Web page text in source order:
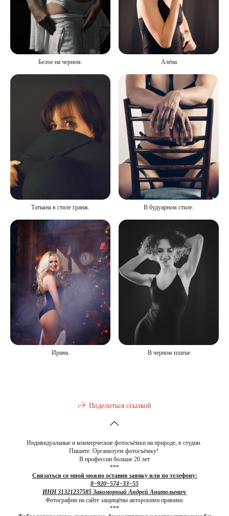
Белое на черном. Алёна
Татьяна в стиле гранж. В будуарном стиле.
Ирина. В черном платье
Поделиться ссылкой
Индивидуальные и коммерческие фотосъёмки на природе, в студии.
Пишите. Организуем фотосъёмку!
В профессии больше 20 лет
***
Связаться со мной можно оставив заявку или по телефону:
8−920−574−33−55
ИНН 31321237585 Закоморный Андрей Анатольевич
Фотографии на сайте защищёны авторскими правами.
***